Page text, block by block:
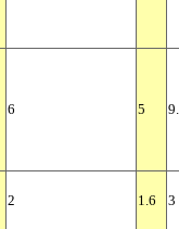
6 5
2 1.6 3